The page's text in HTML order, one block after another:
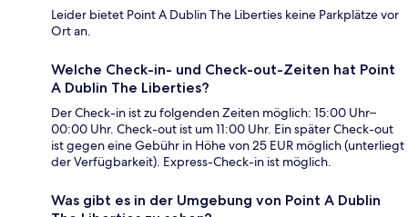
Leider bietet Point A Dublin The Liberties keine Parkplätze vor
Ort an.
Welche Check-in- und Check-out-Zeiten hat Point
A Dublin The Liberties?
Der Check-in ist zu folgenden Zeiten möglich: 15:00 Uhr–
00:00 Uhr. Check-out ist um 11:00 Uhr. Ein später Check-out
ist gegen eine Gebühr in Höhe von 25 EUR möglich (unterliegt
der Verfügbarkeit). Express-Check-in ist möglich.
Was gibt es in der Umgebung von Point A Dublin